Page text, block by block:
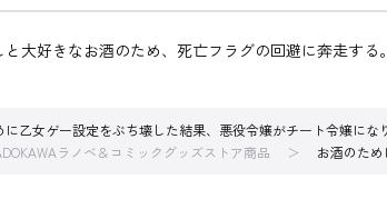
大好きなお酒のため、死亡フラグの回避に奔走す
に乙女ゲー設定をぶち壊した結果、悪役令嬢がチート令嬢に
ラノベ＆コミックグッズストア商品 お酒のた